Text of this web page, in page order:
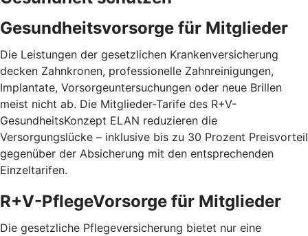
Gesundheitsvorsorge für Mitglieder
Die Leistungen der gesetzlichen Krankenversicherung
decken Zahnkronen, professionelle Zahnreinigungen,
Implantate, Vorsorgeuntersuchungen oder neue Brillen
meist nicht ab. Die Mitglieder-Tarife des R+V-
GesundheitsKonzept ELAN reduzieren die
Versorgungslücke – inklusive bis zu 30 Prozent Preis­vorteil
gegenüber der Absicherung mit den entspre­chenden
Einzel­tarifen.
R+V-PflegeVorsorge für Mitglieder
Die gesetzliche Pflegeversicherung bietet nur eine